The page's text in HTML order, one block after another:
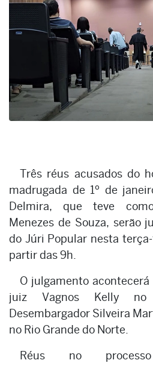
Três réus acusados do
madrugada de 1º de
Delmira, que teve
Menezes de Souza, serão
do Júri Popular nesta
partir das 9h.
O julgamento
juiz Vagnos Kelly no
Desembargador Silveira
no Rio Grande do Norte.
Réus no